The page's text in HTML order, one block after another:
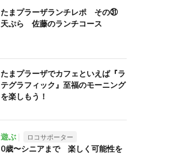
たまプラーザランチレポ その㉛
天ぷら 佐藤のランチコース
たまプラーザでカフェといえば『ラ
テグラフィック』至福のモーニング
を楽しもう！
遊ぶ ロコサポーター
0歳〜シニアまで 楽しく可能性を